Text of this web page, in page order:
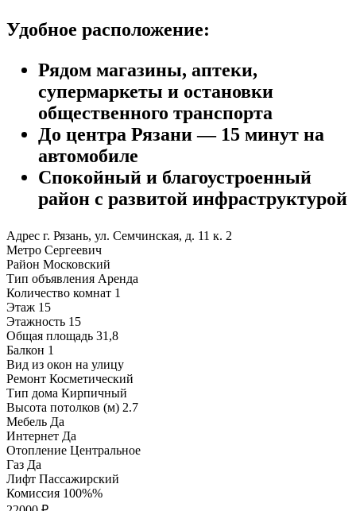
Удобное расположение:
Рядом магазины, аптеки,
супермаркеты и остановки
общественного транспорта
До центра Рязани — 15 минут на
автомобиле
Спокойный и благоустроенный
район с развитой инфраструктурой
Адрес г. Рязань, ул. Семчинская, д. 11 к. 2
Метро Сергеевич
Район Московский
Тип объявления Аренда
Количество комнат 1
Этаж 15
Этажность 15
Общая площадь 31,8
Балкон 1
Вид из окон на улицу
Ремонт Косметический
Тип дома Кирпичный
Высота потолков (м) 2.7
Мебель Да
Интернет Да
Отопление Центральное
Газ Да
Лифт Пассажирский
Комиссия 100%%